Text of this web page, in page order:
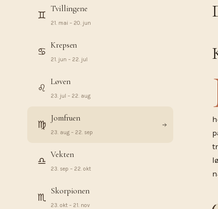
♊︎
Tvillingene
21. mai – 20. jun
♋︎
Krepsen
21. jun – 22. jul
♌︎
Løven
23. jul – 22. aug
♍︎
Jomfruen
23. aug – 22. sep
♎︎
Vekten
23. sep – 22. okt
♏︎
Skorpionen
23. okt – 21. nov